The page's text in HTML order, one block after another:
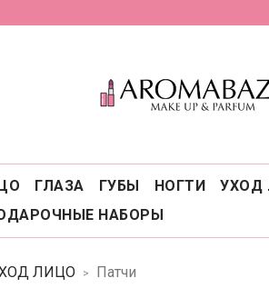
ГЛАЗА ГУБЫ НОГТИ УХОД
НАБОРЫ
ЛИЦО Патчи